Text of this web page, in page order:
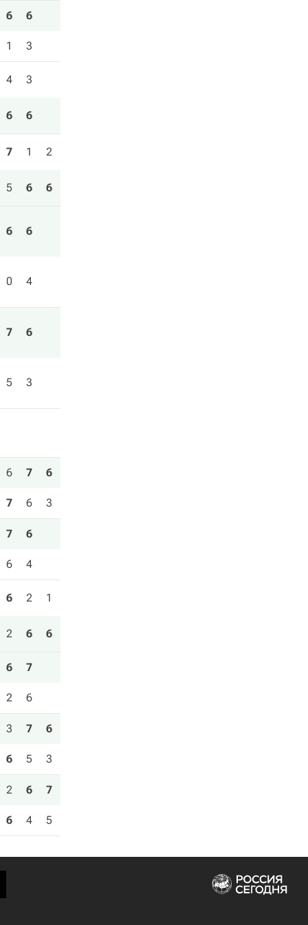
6 6
1 3
4 3
6 6
7 1 2
5 6 6
6 6
0 4
7 6
5 3
6 7 6
7 6 3
7 6
6 4
6 2 1
2 6 6
6 7
2 6
3 7 6
6 5 3
2 6 7
6 4 5